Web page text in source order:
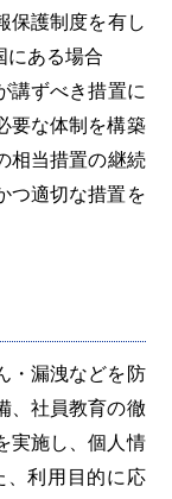
保護制度を有し
にある場合
講ずべき措置に
要な体制を構築
相当措置の継続
つ適切な措置を
・漏洩などを防
、社員教育の徹
実施し、個人情
、利用目的に応